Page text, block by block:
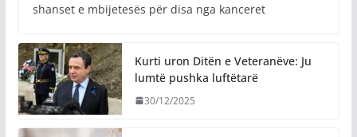
shanset e mbijetesës për disa nga kanceret
Kurti uron Ditën e Veteranëve: Ju
lumtë pushka luftëtarë
30/12/2025